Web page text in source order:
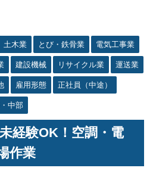
土木業 とび・鉄骨業 電気工事業
建設機械 リサイクル業 運送業
雇用形態 正社員（中途）
中部
経験OK！空調・電
作業